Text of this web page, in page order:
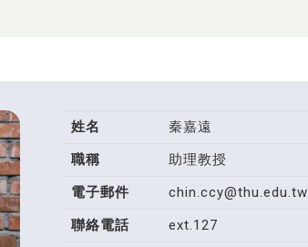
姓名
秦嘉遠
職稱
助理教授
電子郵件
chin.ccy@thu.edu.tw
聯絡電話
ext.127